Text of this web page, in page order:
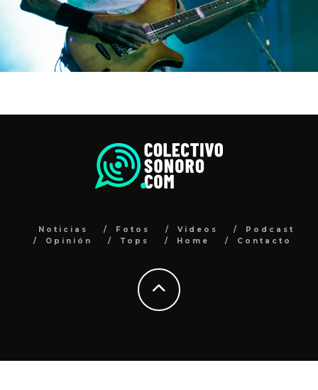
Noticias Fotos Videos
Podcast
Opinión
Tops Home Contacto